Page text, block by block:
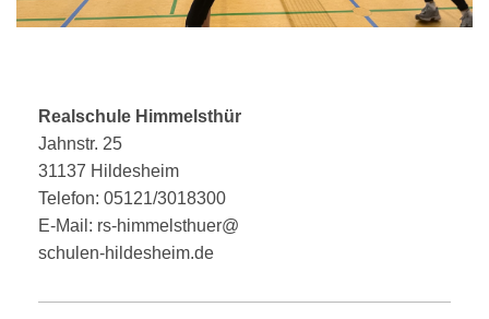
Realschule Himmelsthür
Jahnstr. 25
31137 Hildesheim
Telefon: 05121/3018300
E-Mail: rs-himmelsthuer@
schulen-hildesheim.de